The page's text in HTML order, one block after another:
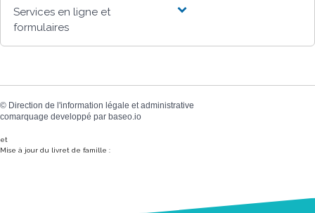
Services en ligne et
formulaires
© Direction de l'information légale et administrative
comarquage developpé par baseo.io
et
Mise à jour du livret de famille :